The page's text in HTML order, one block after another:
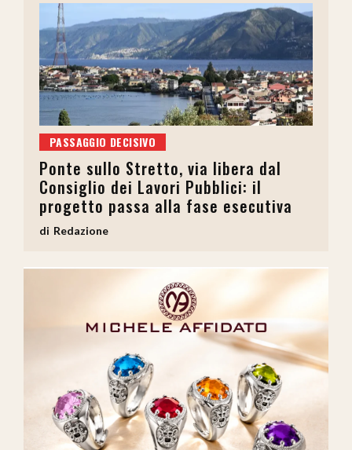
PASSAGGIO DECISIVO
Ponte sullo Stretto, via libera dal
Consiglio dei Lavori Pubblici: il
progetto passa alla fase esecutiva
Redazione